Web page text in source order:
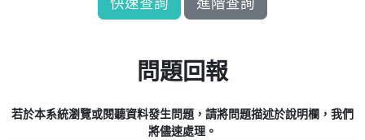
問題回報
若於本系統瀏覽或閱聽資料發生問題，請將問題描述於說明欄，我們
將儘速處理。